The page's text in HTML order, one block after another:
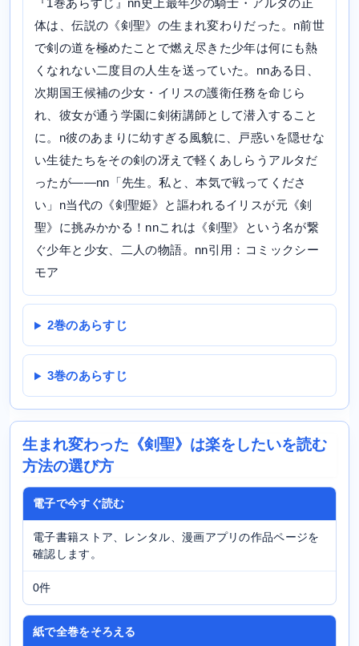
『1巻あらすじ』nn史上最年少の騎士・アルタの正
体は、伝説の《剣聖》の生まれ変わりだった。n前世
で剣の道を極めたことで燃え尽きた少年は何にも熱
くなれない二度目の人生を送っていた。nnある日、
次期国王候補の少女・イリスの護衛任務を命じら
れ、彼女が通う学園に剣術講師として潜入すること
に。n彼のあまりに幼すぎる風貌に、戸惑いを隠せな
い生徒たちをその剣の冴えで軽くあしらうアルタだ
ったが――nn「先生。私と、本気で戦ってくださ
い」n当代の《剣聖姫》と謳われるイリスが元《剣
聖》に挑みかかる！nnこれは《剣聖》という名が繋
ぐ少年と少女、二人の物語。nn引用：コミックシー
モア
2巻のあらすじ
3巻のあらすじ
生まれ変わった《剣聖》は楽をしたいを読む
方法の選び方
電子で今すぐ読む
電子書籍ストア、レンタル、漫画アプリの作品ページを
確認します。
0件
紙で全巻をそろえる